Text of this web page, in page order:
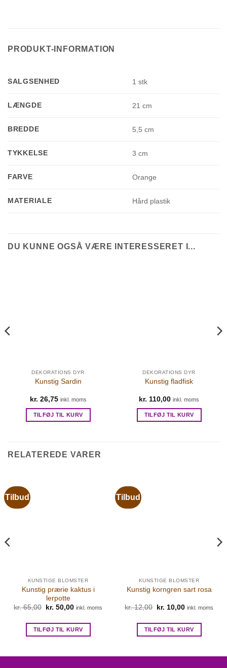
PRODUKT-INFORMATION
SALGSENHED 1 stk
LÆNGDE 21 cm
BREDDE 5,5 cm
TYKKELSE 3 cm
FARVE Orange
MATERIALE Hård plastik
DU KUNNE OGSÅ VÆRE INTERESSERET I...
DEKORATIONS DYR
Kunstig Sardin
kr. 26,75 inkl. moms
TILFØJ TIL KURV
DEKORATIONS DYR
Kunstig fladfisk
kr. 110,00 inkl. moms
TILFØJ TIL KURV
RELATEREDE VARER
Tilbud
KUNSTIGE BLOMSTER
Kunstig prærie kaktus i
lerpotte
kr.65,00
Den
var:
kr. 65,00.
kr. 50,00Den
er:
kr. 50,00.
inkl. moms
TILFØJ TIL KURV
Tilbud
KUNSTIGE BLOMSTER
Kunstig korngren sart rosa
kr.12,00
Den
var:
kr. 12,00.
kr. 10,00Den
er:
kr. 10,00.
inkl. moms
TILFØJ TIL KURV